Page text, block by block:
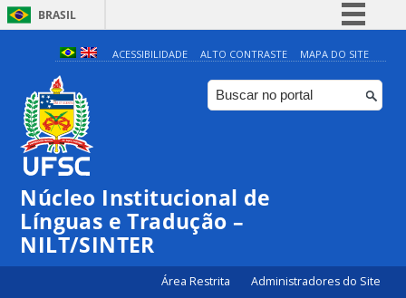
BRASIL
Simplifique!
Comunica BR
Participe
Canais
ACESSIBILIDADE ALTO CONTRASTE MAPA DO SITE
Núcleo Institucional de
Línguas e Tradução –
NILT/SINTER
Área Restrita Administradores do Site